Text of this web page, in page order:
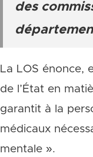
des
La LOS énonce,
de l’État en
garantit à la
médicaux
mentale ».